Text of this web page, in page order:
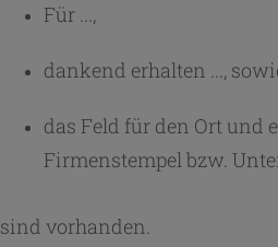
Für ...,
dankend erhalten ...,
das Feld für den Ort und
Firmenstempel bzw.
sind vorhanden.